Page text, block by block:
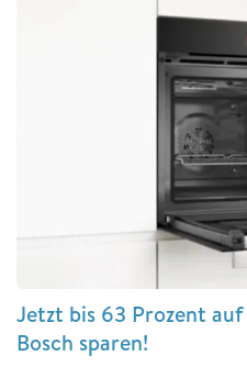
Jetzt bis 63 Prozent
Bosch sparen!